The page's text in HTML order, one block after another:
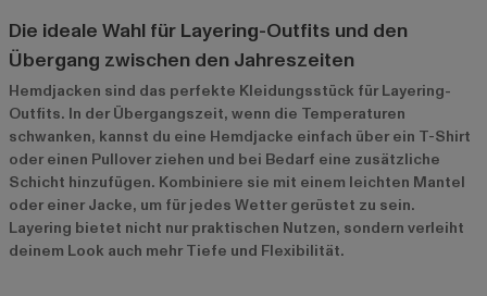
Die ideale Wahl für Layering-Outfits und den
Übergang zwischen den Jahreszeiten
Hemdjacken sind das perfekte Kleidungsstück für Layering-
Outfits. In der Übergangszeit, wenn die Temperaturen
schwanken, kannst du eine Hemdjacke einfach über ein T-Shirt
oder einen Pullover ziehen und bei Bedarf eine zusätzliche
Schicht hinzufügen. Kombiniere sie mit einem leichten Mantel
oder einer Jacke, um für jedes Wetter gerüstet zu sein.
Layering bietet nicht nur praktischen Nutzen, sondern verleiht
deinem Look auch mehr Tiefe und Flexibilität.